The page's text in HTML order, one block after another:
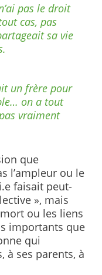
pas le droit
cas, pas
sa vie
un frère pour
on a tout
vraiment
que
l’ampleur ou le
faisait peut-
», mais
ou les liens
importants que
qui
à ses parents, à